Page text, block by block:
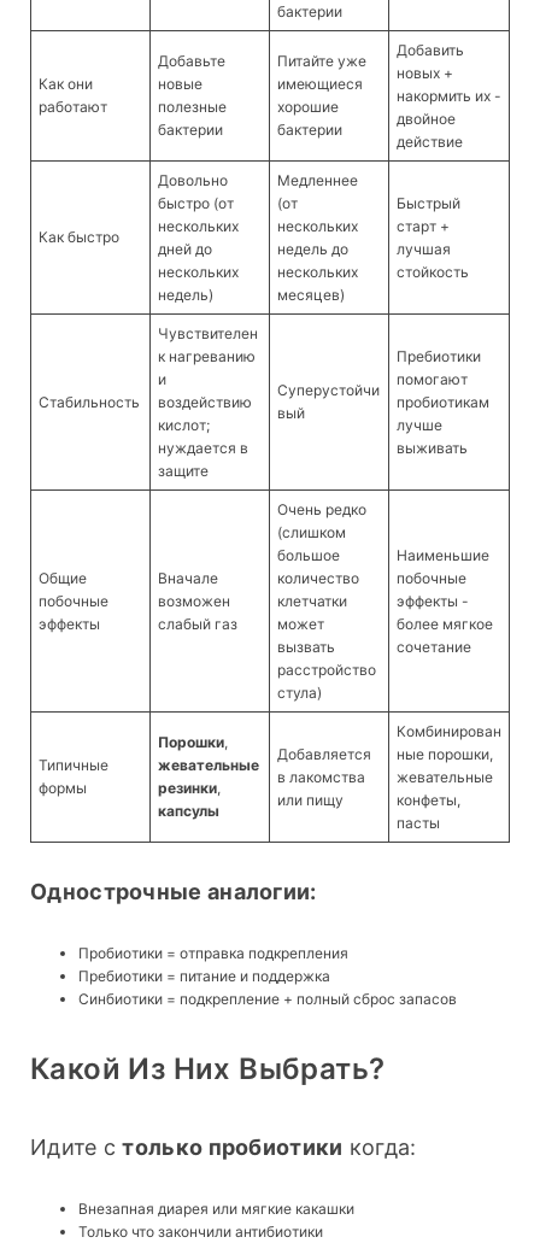
бактерии
Как они
работают
Добавьте
новые
полезные
бактерии
Питайте уже
имеющиеся
хорошие
бактерии
Добавить
новых +
накормить их -
двойное
действие
Как быстро
Довольно
быстро (от
нескольких
дней до
нескольких
недель)
Медленнее
(от
нескольких
недель до
нескольких
месяцев)
Быстрый
старт +
лучшая
стойкость
Стабильность
Чувствителен
к нагреванию
и
воздействию
кислот;
нуждается в
защите
Суперустойчи
вый
Пребиотики
помогают
пробиотикам
лучше
выживать
Общие
побочные
эффекты
Вначале
возможен
слабый газ
Очень редко
(слишком
большое
количество
клетчатки
может
вызвать
расстройство
стула)
Наименьшие
побочные
эффекты -
более мягкое
сочетание
Типичные
формы
Порошки,
жевательные
резинки,
капсулы
Добавляется
в лакомства
или пищу
Комбинирован
ные порошки,
жевательные
конфеты,
пасты
Однострочные аналогии:
Пробиотики = отправка подкрепления
Пребиотики = питание и поддержка
Синбиотики = подкрепление + полный сброс запасов
Какой Из Них Выбрать?
Идите с только пробиотики когда:
Внезапная диарея или мягкие какашки
Только что закончили антибиотики